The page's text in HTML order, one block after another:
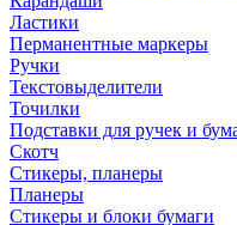
Ластики
Перманентные маркеры
Ручки
Текстовыделители
Точилки
Подставки для ручек и
Скотч
Стикеры, планеры
Планеры
Стикеры и блоки бумаги